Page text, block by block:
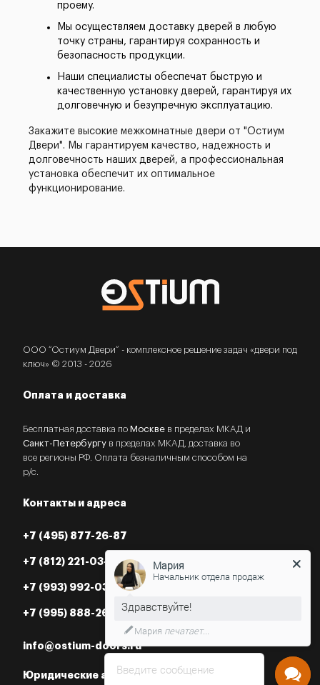
проему.
Мы осуществляем доставку дверей в любую
точку страны, гарантируя сохранность и
безопасность продукции.
Наши специалисты обеспечат быструю и
качественную установку дверей, гарантируя их
долговечную и безупречную эксплуатацию.
Закажите высокие межкомнатные двери от "Остиум
Двери". Мы гарантируем качество, надежность и
долговечность наших дверей, а профессиональная
установка обеспечит их оптимальное
функционирование.
ООО “Остиум Двери” - комплексное решение задач «двери под
ключ» © 2013 - 2026
Оплата и доставка
Бесплатная доставка по Москве в пределах МКАД и
Санкт-Петербургу в пределах МКАД, доставка во
все регионы РФ. Оплата безналичным способом на
р/с.
Контакты и адреса
+7 (495) 877-26-87
+7 (812) 221-03-07
+7 (993) 992-03-07
+7 (995) 888-26-87
info@ostium-doors.ru
Юридические адреса в РФ
Введите сообщение
Мария
Начальник отдела продаж